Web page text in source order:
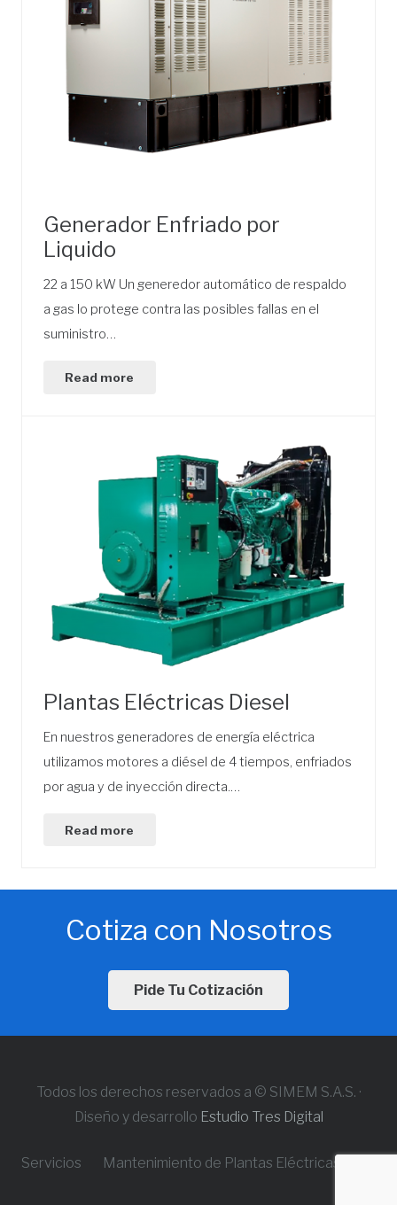
Generador Enfriado por
Liquido
22 a 150 kW Un generedor automático de respaldo
a gas lo protege contra las posibles fallas en el
suministro…
Read more
Plantas Eléctricas Diesel
En nuestros generadores de energía eléctrica
utilizamos motores a diésel de 4 tiempos, enfriados
por agua y de inyección directa.…
Read more
Cotiza con Nosotros
Pide Tu Cotización
Todos los derechos reservados a © SIMEM S.A.S. ·
Diseño y desarrollo Estudio Tres Digital
Servicios Mantenimiento de Plantas Eléctricas,